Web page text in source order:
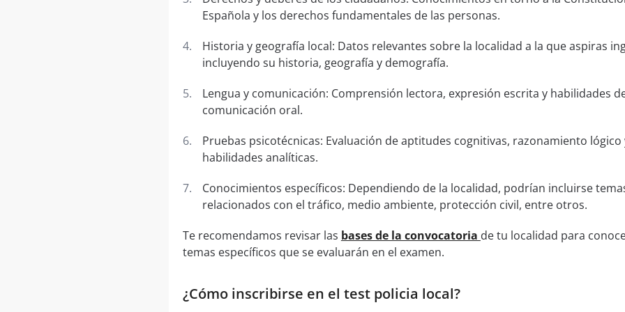
Española y los derechos fundamentales de las personas.
Historia y geografía local: Datos relevantes sobre la localidad a la que aspiras
incluyendo su historia, geografía y demografía.
Lengua y comunicación: Comprensión lectora, expresión escrita y habilidades
comunicación oral.
Pruebas psicotécnicas: Evaluación de aptitudes cognitivas, razonamiento lógico
habilidades analíticas.
Conocimientos específicos: Dependiendo de la localidad, podrían incluirse
relacionados con el tráfico, medio ambiente, protección civil, entre otros.
Te recomendamos revisar las bases de la convocatoria de tu localidad para
temas específicos que se evaluarán en el examen.
¿Cómo inscribirse en el test policia local?